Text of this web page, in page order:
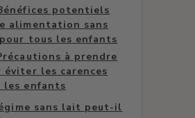
potentiels
alimentation sans
tous les enfants
à prendre
éviter les carences
les enfants
sans lait peut-il